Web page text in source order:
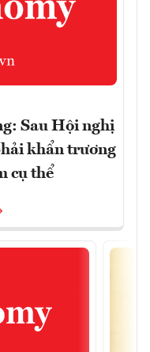
Sau Hội nghị
khẩn trương
cụ thể